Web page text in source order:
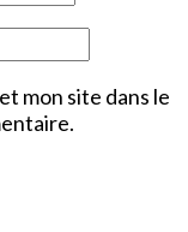
mon site dans le